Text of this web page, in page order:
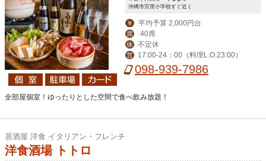
沖縄市宮里小学校すぐ近く
￥ 平均予算 2,000円台
席 40席
休 不定休
営 17:00-24：00（料理L.O.23:00）
098-939-7986
全部屋個室！ゆったりとした空間で食べ飲み放題！
居酒屋 洋食 イタリアン・フレンチ
洋食酒場 トトロ